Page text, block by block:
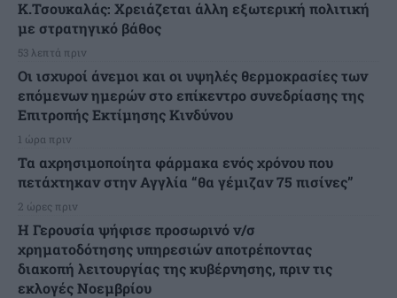
Κ.Τσουκαλάς: Xρειάζεται άλλη εξωτερική πολιτική
με στρατηγικό βάθος
53 λεπτά πριν
Οι ισχυροί άνεμοι και οι υψηλές θερμοκρασίες των
επόμενων ημερών στο επίκεντρο συνεδρίασης της
Επιτροπής Εκτίμησης Κινδύνου
1 ώρα πριν
Τα αχρησιμοποίητα φάρμακα ενός χρόνου που
πετάχτηκαν στην Αγγλία “θα γέμιζαν 75 πισίνες”
2 ώρες πριν
Η Γερουσία ψήφισε προσωρινό ν/σ
χρηματοδότησης υπηρεσιών αποτρέποντας
διακοπή λειτουργίας της κυβέρνησης, πριν τις
εκλογές Νοεμβρίου